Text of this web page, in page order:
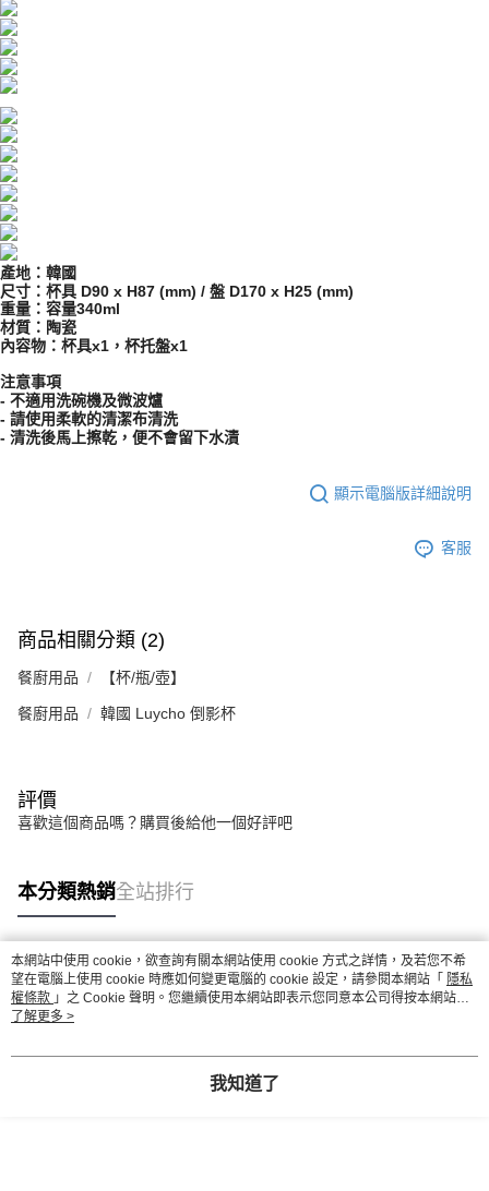
產地：韓國
尺寸：杯具 D90 x H87 (mm) / 盤 D170 x H25 (mm)
重量：容量340ml
材質：陶瓷
內容物：杯具x1，杯托盤x1
注意事項
- 不適用洗碗機及微波爐
- 請使用柔軟的清潔布清洗
- 清洗後馬上擦乾，便不會留下水漬
顯示電腦版詳細說明
客服
商品相關分類 (2)
餐廚用品 【杯/瓶/壺】
餐廚用品 韓國 Luycho 倒影杯
評價
喜歡這個商品嗎？購買後給他一個好評吧
本分類熱銷全站排行
熱門標籤
本網站中使用 cookie，欲查詢有關本網站使用 cookie 方式之詳情，及若您不希
望在電腦上使用 cookie 時應如何變更電腦的 cookie 設定，請參閱本網站「 隱私
權條款 」之 Cookie 聲明。您繼續使用本網站即表示您同意本公司得按本網站使
用條款之 Cookie 聲明使用 cookie。
了解更多 >
我知道了